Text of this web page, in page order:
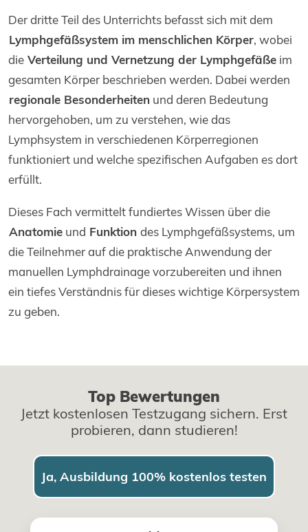
Der dritte Teil des Unterrichts befasst sich mit dem
Lymphgefäßsystem im menschlichen Körper, wobei
die Verteilung und Vernetzung der Lymphgefäße im
gesamten Körper beschrieben werden. Dabei werden
regionale Besonderheiten und deren Bedeutung
hervorgehoben, um zu verstehen, wie das
Lymphsystem in verschiedenen Körperregionen
funktioniert und welche spezifischen Aufgaben es dort
erfüllt.
Dieses Fach vermittelt fundiertes Wissen über die
Anatomie und Funktion des Lymphgefäßsystems, um
die Teilnehmer auf die praktische Anwendung der
manuellen Lymphdrainage vorzubereiten und ihnen
ein tiefes Verständnis für dieses wichtige Körpersystem
zu geben.
Top Bewertungen
Jetzt kostenlosen Testzugang sichern. Erst
probieren, dann studieren!
Ja, Ausbildung 100% kostenlos testen